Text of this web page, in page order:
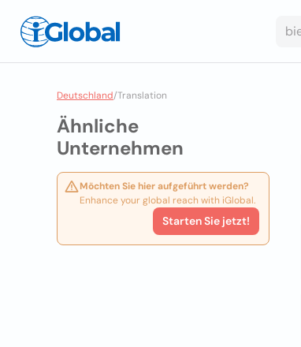
Deutschland/Translation
Ähnliche
Unternehmen
Möchten Sie hier aufgeführt werden?
Enhance your global reach with iGlobal.
Starten Sie jetzt!